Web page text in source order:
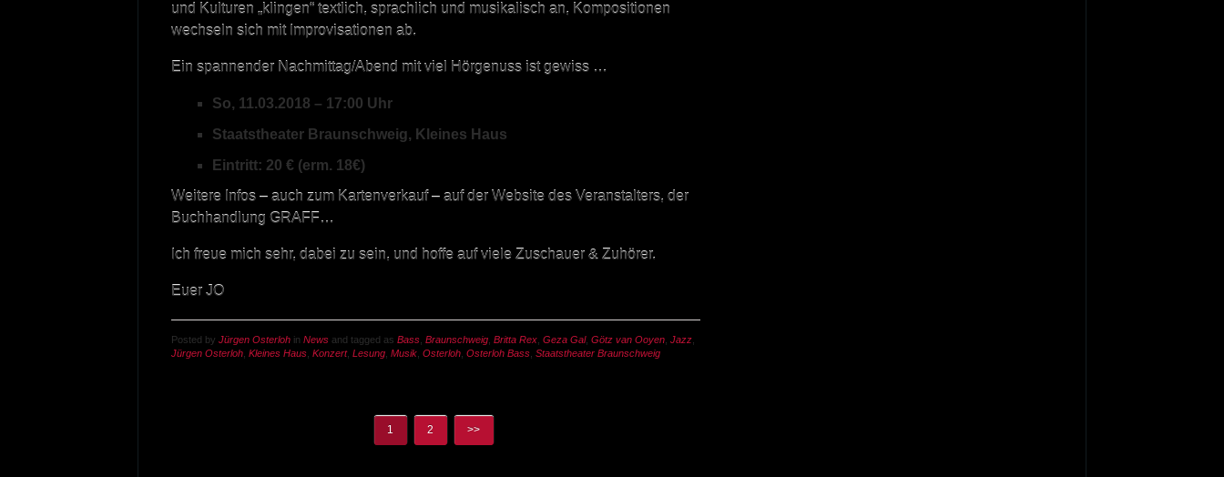
und Kulturen „klingen“ textlich, sprachlich und musikalisch an, Kompositionen
wechseln sich mit Improvisationen ab.
Ein spannender Nachmittag/Abend mit viel Hörgenuss ist gewiss …
So, 11.03.2018 – 17:00 Uhr
Staatstheater Braunschweig, Kleines Haus
Eintritt: 20 € (erm. 18€)
Weitere Infos – auch zum Kartenverkauf – auf der Website des Veranstalters, der
Buchhandlung GRAFF…
Ich freue mich sehr, dabei zu sein, und hoffe auf viele Zuschauer & Zuhörer.
Euer JO
Posted by Jürgen Osterloh in News and tagged as Bass Braunschweig Britta Rex Geza Gal, Götz van Ooyen Jazz
Jürgen Osterloh Kleines Haus Konzert, Lesung Musik Osterloh Osterloh Bass Staatstheater Braunschweig
1 2 >>